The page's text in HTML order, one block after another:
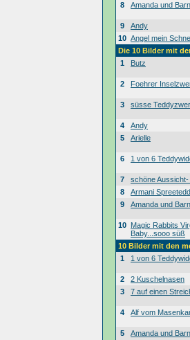
8 Amanda und
9
Andy
10 Angel mein
Die 10 Bilder mit
1
Butz
2 Foehrer
3 süsse
4
Andy
5
Arielle
6 1 von 6
7
schöne
8
Armani
9
Amanda und
10 Magic Rabbits
Baby...sooo süß
10 Bilder mit den
1
1 von 6
2
2 Kuschelnasen
3
7 auf einen
4 Alf vom
5 Amanda und